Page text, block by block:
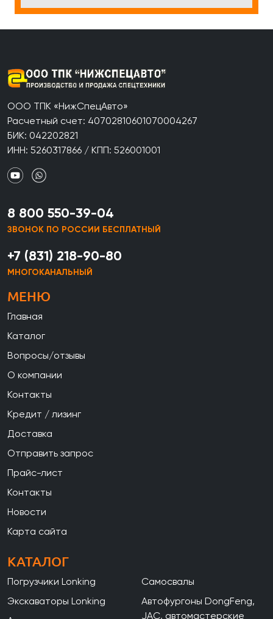
ООО ТПК «НижСпецАвто»
Расчетный счет: 40702810601070004267
БИК: 042202821
ИНН: 5260317866 / КПП: 526001001
8 800 550-39-04
ЗВОНОК ПО РОССИИ БЕСПЛАТНЫЙ
+7 (831) 218-90-80
МНОГОКАНАЛЬНЫЙ
МЕНЮ
Главная
Каталог
Вопросы/отзывы
О компании
Контакты
Кредит / лизинг
Доставка
Отправить запрос
Прайс-лист
Контакты
Новости
Карта сайта
КАТАЛОГ
Погрузчики Lonking
Экскаваторы Lonking
Самосвалы
Автофургоны DongFeng,
JAC, автомастерские